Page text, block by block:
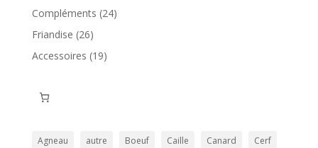
produits
Compléments 2424
Friandise 2626
produits
Accessoires 1919
Agneau autre Boeuf Caille Canard
Cerf